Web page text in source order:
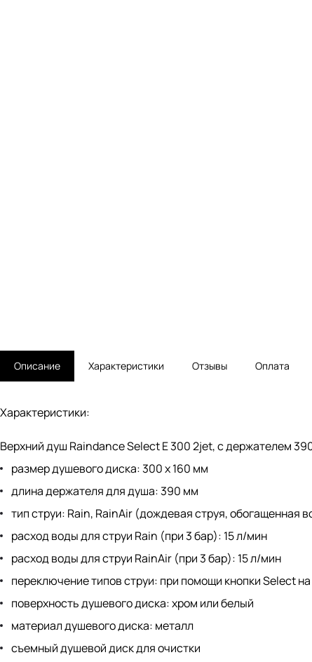
Описание Характеристики Отзывы Оплата
Характеристики:
Верхний душ Raindance Select E 300 2jet, с держателем
размер душевого диска: 300 x 160 мм
длина держателя для душа: 390 мм
тип струи: Rain, RainAir (дождевая струя, обогащенная
расход воды для струи Rain (при 3 бар): 15 л/мин
расход воды для струи RainAir (при 3 бар): 15 л/мин
переключение типов струи: при помощи кнопки Select
поверхность душевого диска: хром или белый
материал душевого диска: металл
съемный душевой диск для очистки